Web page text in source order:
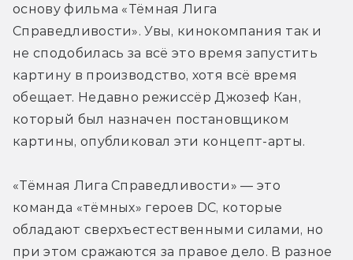
основу фильма «Тёмная Лига
Справедливости». Увы, кинокомпания так и
не сподобилась за всё это время запустить
картину в производство, хотя всё время
обещает. Недавно режиссёр Джозеф Кан,
который был назначен постановщиком
картины, опубликовал эти концепт-арты.
«Тёмная Лига Справедливости» — это
команда «тёмных» героев DC, которые
обладают сверхъестественными силами, но
при этом сражаются за правое дело. В разное